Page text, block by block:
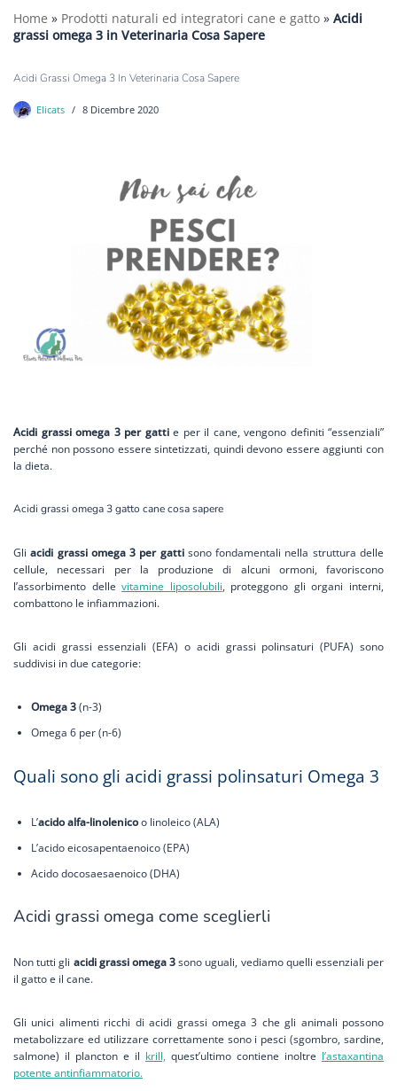
Home » Prodotti naturali ed integratori cane e gatto » Acidi
grassi omega 3 in Veterinaria Cosa Sapere
Acidi Grassi Omega 3 In Veterinaria Cosa Sapere
Elicats 8 Dicembre 2020
Acidi grassi omega 3 per gattie per il cane, vengono definiti “essenziali”
perché non possono essere sintetizzati, quindi devono essere aggiunti con
la dieta.
Acidi grassi omega 3 gatto cane cosa sapere
Gli acidi grassi omega 3 per gattisono fondamentali nella struttura delle
cellule, necessari per la produzione di alcuni ormoni, favoriscono
l’assorbimento dellevitamine liposolubili, proteggono gli organi interni,
combattono le infiammazioni.
Gli acidi grassi essenziali (EFA) o acidi grassi polinsaturi (PUFA) sono
suddivisi in due categorie:
Omega 3(n-3)
Omega 6 per (n-6)
Quali sono gli acidi grassi polinsaturi Omega 3
L’acido alfa-linolenicoo linoleico (ALA)
L’acido eicosapentaenoico (EPA)
Acido docosaesaenoico (DHA)
Acidi grassi omega come sceglierli
Non tutti gli acidi grassi omega 3sono uguali, vediamo quelli essenziali per
il gatto e il cane.
Gli unici alimenti ricchi di acidi grassi omega 3 che gli animali possono
metabolizzare ed utilizzare correttamente sono i pesci (sgombro, sardine,
salmone) il plancton e il krill, quest’ultimo contiene inoltre l’astaxantina
potente antinfiammatorio.